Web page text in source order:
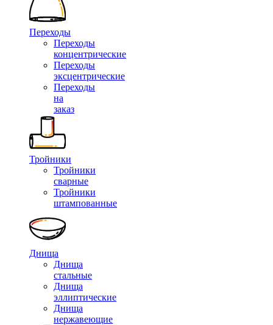
Переходы
Переходы
концентрические
Переходы
эксцентрические
Переходы
на
заказ
Тройники
Тройники
сварные
Тройники
штампованные
Днища
Днища
стальные
Днища
эллиптические
Днища
нержавеющие